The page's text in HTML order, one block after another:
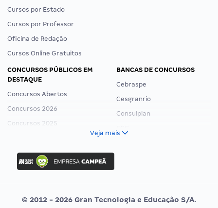
Cursos por Estado
Cursos por Professor
Oficina de Redação
Cursos Online Gratuitos
CONCURSOS PÚBLICOS EM
DESTAQUE
Concursos Abertos
Concursos 2026
Concursos 2025
Concurso Ibama
Concurso MPU
Editais publicados
BANCAS DE CONCURSOS
Cebraspe
Cesgranrio
Consulplan
Vunesp
Veja mais
© 2012 - 2026 Gran Tecnologia e Educação S/A.